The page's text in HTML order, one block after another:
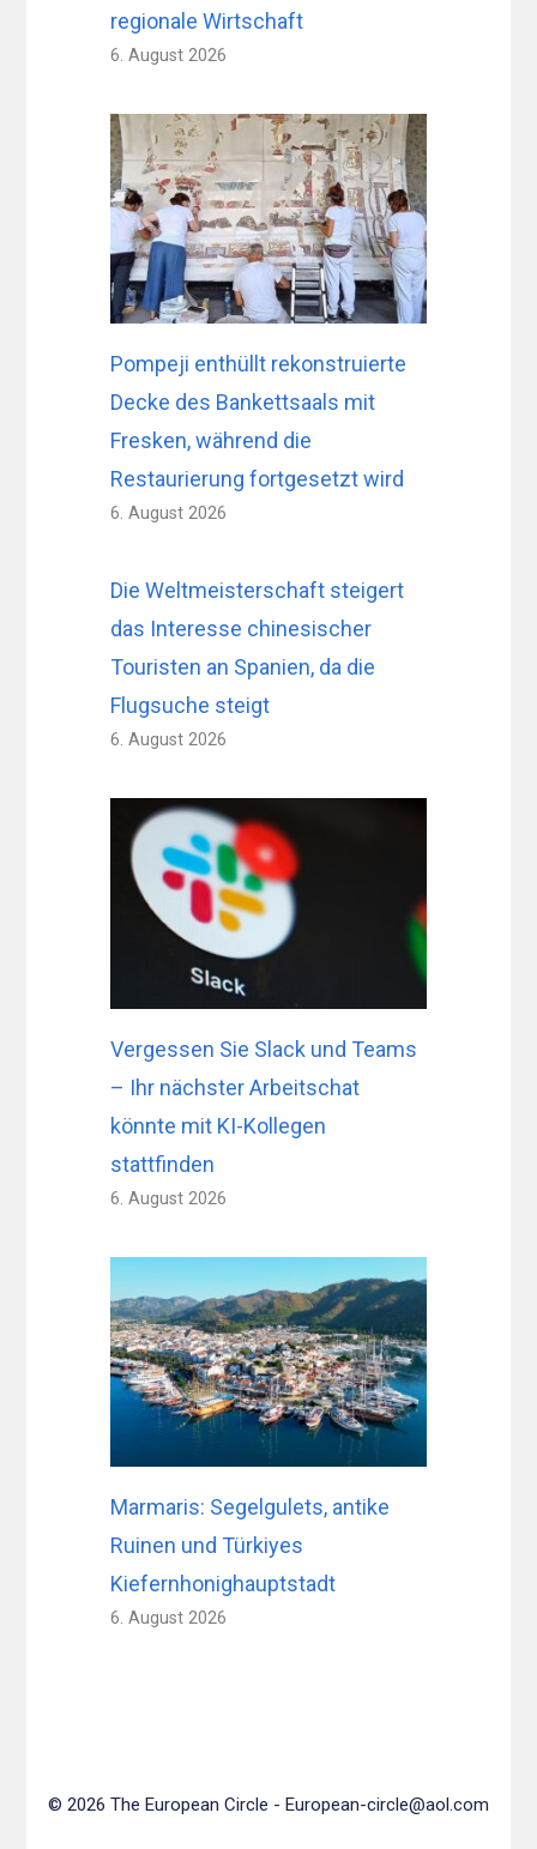
regionale Wirtschaft
6. August 2026
Pompeji enthüllt rekonstruierte
Decke des Bankettsaals mit
Fresken, während die
Restaurierung fortgesetzt wird
6. August 2026
Die Weltmeisterschaft steigert
das Interesse chinesischer
Touristen an Spanien, da die
Flugsuche steigt
6. August 2026
Vergessen Sie Slack und Teams
– Ihr nächster Arbeitschat
könnte mit KI-Kollegen
stattfinden
6. August 2026
Marmaris: Segelgulets, antike
Ruinen und Türkiyes
Kiefernhonighauptstadt
6. August 2026
© 2026 The European Circle - European-circle@aol.com